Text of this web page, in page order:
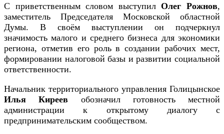
С приветственным словом выступилОлег Рожнов,
заместитель Председателя Московской областной
Думы. В своём выступлении он подчеркнул
значимость малого и среднего бизнеса для экономики
региона, отметив его роль в создании рабочих мест,
формировании налоговой базы и развитии социальной
ответственности.
Начальник территориального управления Голицынское
Илья Киреев обозначил готовность местной
администрации к открытому диалогу с
предпринимательским сообществом.